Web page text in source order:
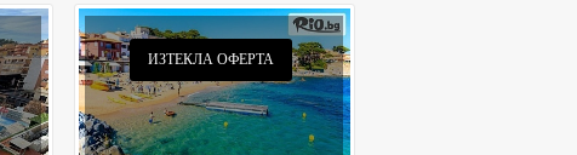
ИЗТЕКЛА ОФЕРТА